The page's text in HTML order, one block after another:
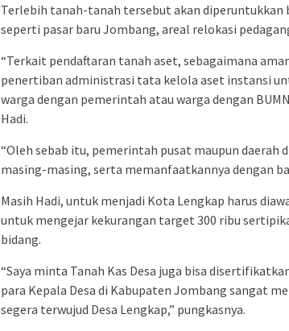
Terlebih tanah-tanah tersebut akan
seperti pasar baru Jombang, areal relokasi
“Terkait pendaftaran tanah aset, sebagaimana
penertiban administrasi tata kelola aset instansi
warga dengan pemerintah atau warga dengan
Hadi.
“Oleh sebab itu, pemerintah pusat maupun daerah
masing-masing, serta memanfaatkannya dengan
Masih Hadi, untuk menjadi Kota Lengkap harus
untuk mengejar kekurangan target 300 ribu
bidang.
“Saya minta Tanah Kas Desa juga bisa
para Kepala Desa di Kabupaten Jombang sangat
segera terwujud Desa Lengkap,” pungkasnya.